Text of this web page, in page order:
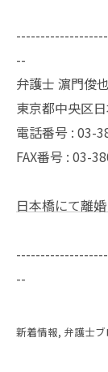
--
弁護士 濵門俊也
東京都中央区
電話番号 : 03-
FAX番号 : 03-
日本橋にて離
--
新着情報 弁護士